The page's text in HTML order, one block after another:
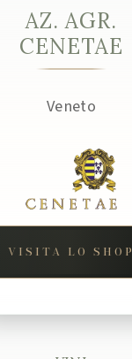
AZ. AGR.
CENETAE
Veneto
VISITA LO SHOP